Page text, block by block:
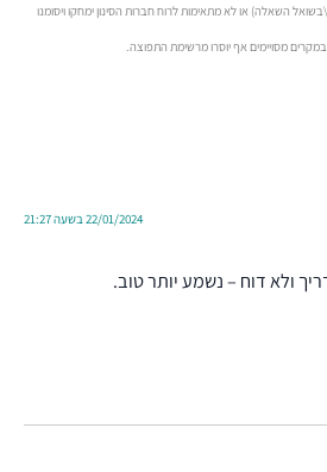
השאלה) או לא מתאימות לרוח חברות הסינון ימחקו ויסומנו
מסויימים אף יוסרו מרשימת התפוצה.
22/01/2024 בשעה 21:27
ולא דוח – נשמע יותר טוב.